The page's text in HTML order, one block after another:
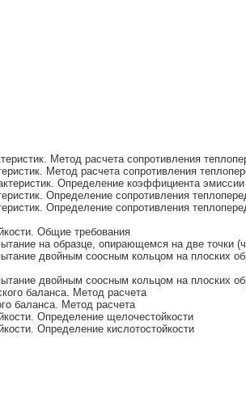
Метод расчета сопротивления
Метод расчета сопротивления
Определение коэффициента эмиссии
Определение сопротивления
Определение сопротивления
Общие требования
на образце, опирающемся на две точки
двойным соосным кольцом на плоских
двойным соосным кольцом на плоских
баланса. Метод расчета
баланса. Метод расчета
Определение щелочестойкости
Определение кислотостойкости